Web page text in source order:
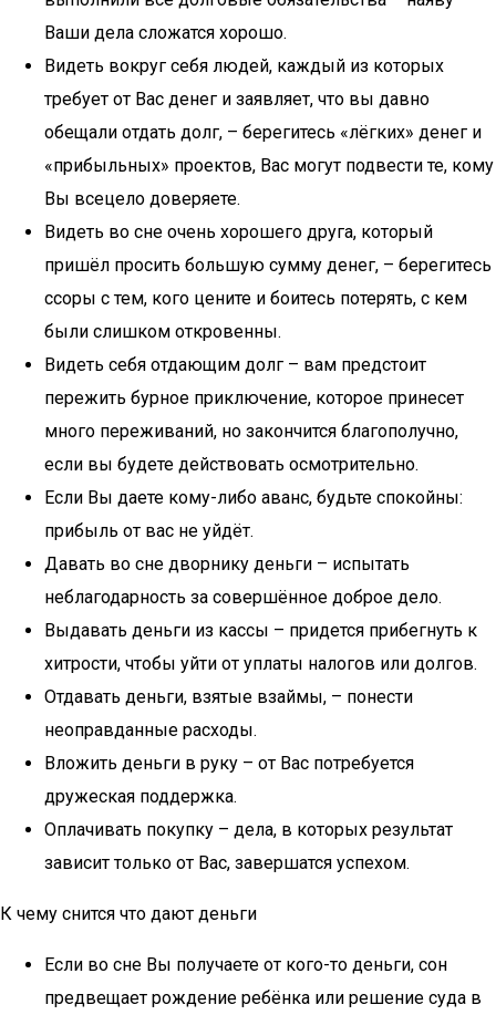
Ваши дела сложатся хорошо.
Видеть вокруг себя людей, каждый из которых
требует от Вас денег и заявляет, что вы давно
обещали отдать долг, – берегитесь «лёгких» денег и
«прибыльных» проектов, Вас могут подвести те, кому
Вы всецело доверяете.
Видеть во сне очень хорошего друга, который
пришёл просить большую сумму денег, – берегитесь
ссоры с тем, кого цените и боитесь потерять, с кем
были слишком откровенны.
Видеть себя отдающим долг – вам предстоит
пережить бурное приключение, которое принесет
много переживаний, но закончится благополучно,
если вы будете действовать осмотрительно.
Если Вы даете кому-либо аванс, будьте спокойны:
прибыль от вас не уйдёт.
Давать во сне дворнику деньги – испытать
неблагодарность за совершённое доброе дело.
Выдавать деньги из кассы – придется прибегнуть к
хитрости, чтобы уйти от уплаты налогов или долгов.
Отдавать деньги, взятые взаймы, – понести
неоправданные расходы.
Вложить деньги в руку – от Вас потребуется
дружеская поддержка.
Оплачивать покупку – дела, в которых результат
зависит только от Вас, завершатся успехом.
К чему снится что дают деньги
Если во сне Вы получаете от кого-то деньги, сон
предвещает рождение ребёнка или решение суда в